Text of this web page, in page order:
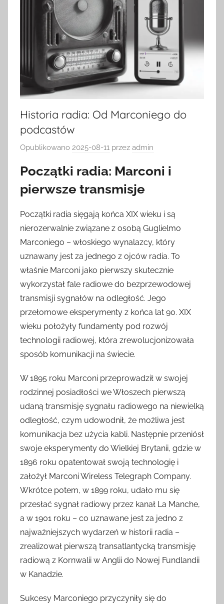
Historia radia: Od Marconiego do
podcastów
Opublikowano 2025-08-11 przez admin
Początki radia: Marconi i
pierwsze transmisje
Początki radia sięgają końca XIX wieku i są
nierozerwalnie związane z osobą Guglielmo
Marconiego – włoskiego wynalazcy, który
uznawany jest za jednego z ojców radia. To
właśnie Marconi jako pierwszy skutecznie
wykorzystał fale radiowe do bezprzewodowej
transmisji sygnałów na odległość. Jego
przełomowe eksperymenty z końca lat 90. XIX
wieku położyły fundamenty pod rozwój
technologii radiowej, która zrewolucjonizowała
sposób komunikacji na świecie.
W 1895 roku Marconi przeprowadził w swojej
rodzinnej posiadłości we Włoszech pierwszą
udaną transmisję sygnału radiowego na niewielką
odległość, czym udowodnił, że możliwa jest
komunikacja bez użycia kabli. Następnie przeniósł
swoje eksperymenty do Wielkiej Brytanii, gdzie w
1896 roku opatentował swoją technologię i
założył Marconi Wireless Telegraph Company.
Wkrótce potem, w 1899 roku, udało mu się
przesłać sygnał radiowy przez kanał La Manche,
a w 1901 roku – co uznawane jest za jedno z
najważniejszych wydarzeń w historii radia –
zrealizował pierwszą transatlantycką transmisję
radiową z Kornwalii w Anglii do Nowej Fundlandii
w Kanadzie.
Sukcesy Marconiego przyczyniły się do